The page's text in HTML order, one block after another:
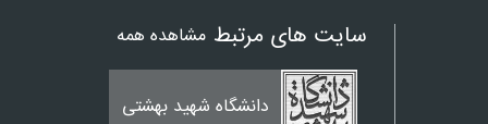
سایت های مرتبط مشاهده همه
دانشگاه شهید بهشتی